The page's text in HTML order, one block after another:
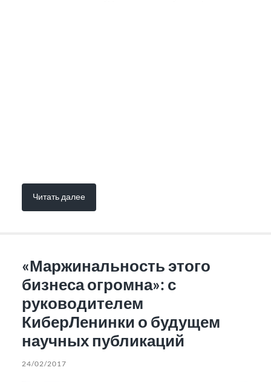
Читать далее
«Маржинальность этого
бизнеса огромна»: с
руководителем
КиберЛенинки о будущем
научных публикаций
24/02/2017